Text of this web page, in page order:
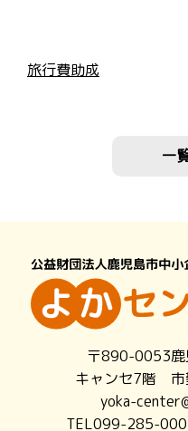
旅行費助成
一
〒890-0053鹿
キャンセ7階 市
yoka-
TEL099-285-